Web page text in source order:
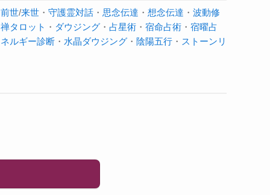
前世/来世 ・ 守護霊対話 ・ 思念伝達 ・ 想念伝達 ・ 波動修
禅タロット ・ ダウジング ・ 占星術 ・ 宿命占術 ・ 宿曜占
ルギー診断 ・ 水晶ダウジング ・ 陰陽五行 ・ ストーンリ